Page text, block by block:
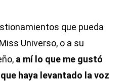
que pueda
Universo, o a su
a mí lo que me gustó
haya levantado la voz